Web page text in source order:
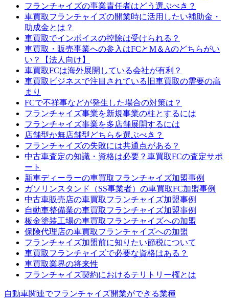
フランチャイズの事業責任者はどう選ぶべき？
車買取フランチャイズの開業時に活用したい補助金・
助成金とは？
車買取でインボイスの控除は受けられる？
車買取・販売事業への参入はFCとM＆Aのどちらがい
い？【法人向け】
車買取FCは海外展開している会社が有利？
車買取ビジネスで注目されている旧車買取の需要の高
まり
FCで不祥事などが発生した場合の対策は？
フランチャイズ事業を新規事業の柱とするには
フランチャイズ事業を多店舗展開するには
店舗型か無店舗型どちらを選ぶべき？
フランチャイズの失敗には共通点がある？
中古車査定の知識・資格は必要？車買取FCの査定サポ
ート
新車ディーラーの車買取フランチャイズ加盟事例
ガソリンスタンド（SS事業者）の車買取FC加盟事例
中古車販売店の車買取フランチャイズ加盟事例
自動車整備業の車買取フランチャイズ加盟事例
板金塗装工場の車買取フランチャイズへの加盟
保険代理店の車買取フランチャイズへの加盟
フランチャイズ加盟前に知りたい節税について
車買取フランチャイズで必要な資格はある？
車買取業界の将来性
フランチャイズ契約におけるテリトリー権とは
自動車関連でフランチャイズ開業ができる業種